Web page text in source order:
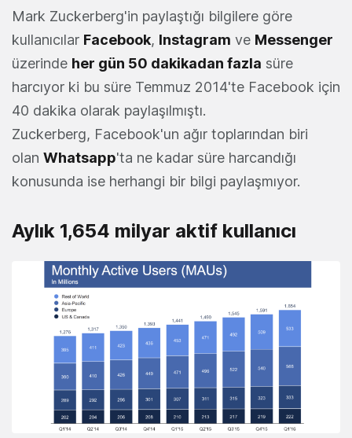
Mark Zuckerberg'in paylaştığı bilgilere göre
kullanıcılar Facebook, Instagram ve Messenger
üzerinde her gün 50 dakikadan fazla süre
harcıyor ki bu süre Temmuz 2014'te Facebook için
40 dakika olarak paylaşılmıştı.
Zuckerberg, Facebook'un ağır toplarından biri
olan Whatsapp'ta ne kadar süre harcandığı
konusunda ise herhangi bir bilgi paylaşmıyor.
Aylık 1,654 milyar aktif kullanıcı